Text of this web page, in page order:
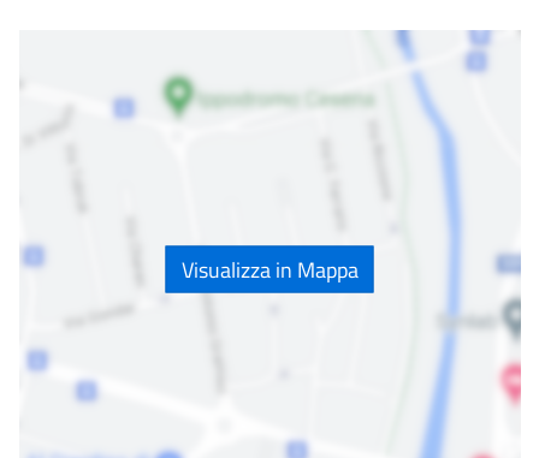
Visualizza in Mappa